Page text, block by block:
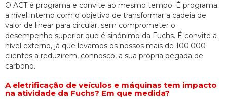
O ACT é programa e convite ao mesmo tempo. É programa
a nível interno com o objetivo de transformar a cadeia de
valor de linear para circular, sem comprometer o
desempenho superior que é sinónimo da Fuchs. É convite a
nível externo, já que levamos os nossos mais de 100.000
clientes a reduzirem, connosco, a sua própria pegada de
carbono.
A eletrificação de veículos e máquinas tem impacto
na atividade da Fuchs? Em que medida?